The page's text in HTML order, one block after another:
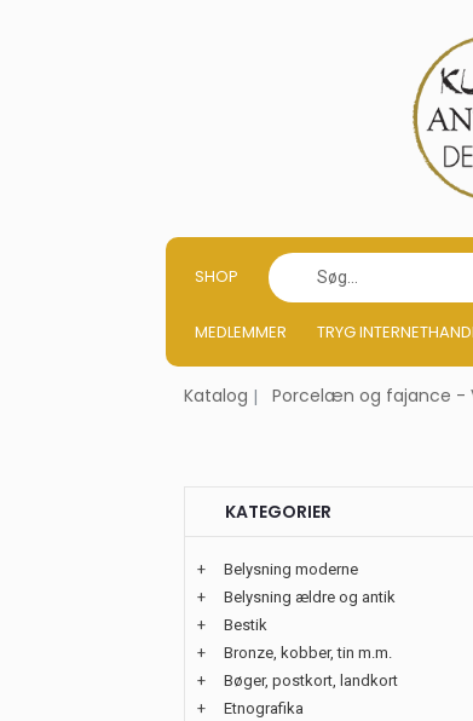
SHOP
MEDLEMMER TRYG
Katalog Porcelæn og fajance -
KATEGORIER
+
Belysning moderne
+
Belysning ældre og antik
+
Bestik
+
Bronze, kobber, tin m.m.
+
Bøger, postkort, landkort
+
Etnografika